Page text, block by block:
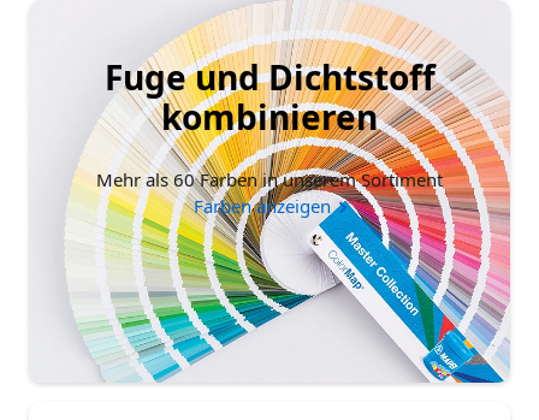
Fuge und Dichtstoff
kombinieren
Mehr als 60 Farben in unserem Sortiment
Farben anzeigen